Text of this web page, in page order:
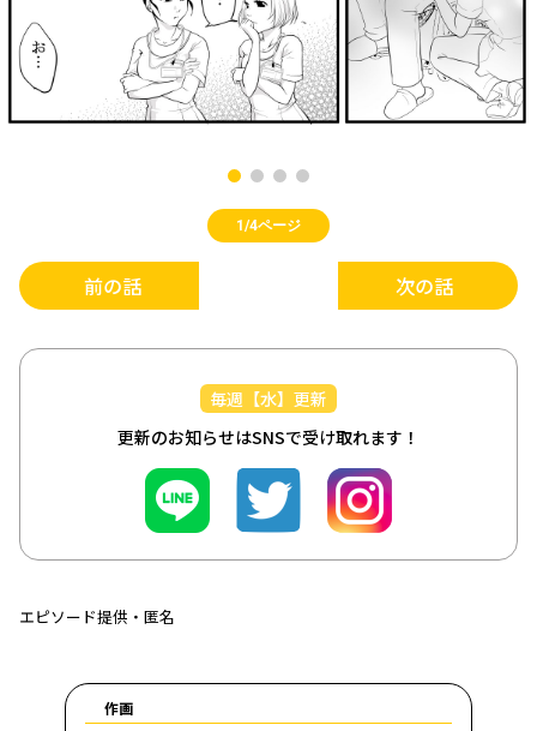
1/4ページ
前の話 次の話
毎週【水】更新
更新のお知らせはSNSで受け取れます！
エピソード提供・匿名
作画